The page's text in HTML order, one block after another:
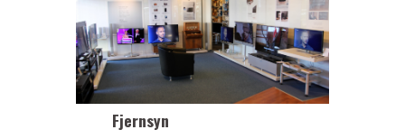
Fjernsyn